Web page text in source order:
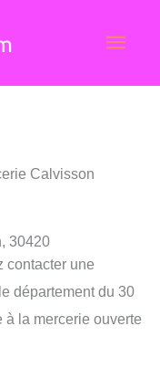
Calvisson
30420
contacter une
département du 30
à la mercerie ouverte